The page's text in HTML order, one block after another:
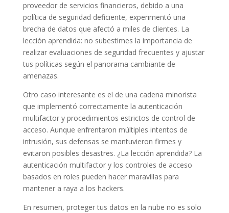
proveedor de servicios financieros, debido a una
política de seguridad deficiente, experimentó una
brecha de datos que afectó a miles de clientes. La
lección aprendida: no subestimes la importancia de
realizar evaluaciones de seguridad frecuentes y ajustar
tus políticas según el panorama cambiante de
amenazas.
Otro caso interesante es el de una cadena minorista
que implementó correctamente la autenticación
multifactor y procedimientos estrictos de control de
acceso. Aunque enfrentaron múltiples intentos de
intrusión, sus defensas se mantuvieron firmes y
evitaron posibles desastres. ¿La lección aprendida? La
autenticación multifactor y los controles de acceso
basados en roles pueden hacer maravillas para
mantener a raya a los hackers.
En resumen, proteger tus datos en la nube no es solo